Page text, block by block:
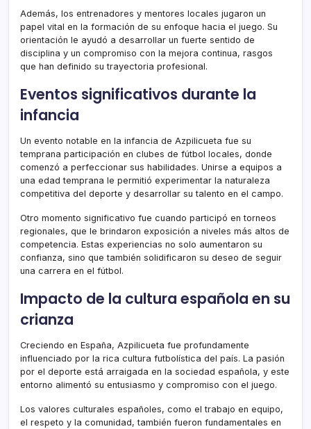
Además, los entrenadores y mentores locales jugaron un
papel vital en la formación de su enfoque hacia el juego. Su
orientación le ayudó a desarrollar un fuerte sentido de
disciplina y un compromiso con la mejora continua, rasgos
que han definido su trayectoria profesional.
Eventos significativos durante la
infancia
Un evento notable en la infancia de Azpilicueta fue su
temprana participación en clubes de fútbol locales, donde
comenzó a perfeccionar sus habilidades. Unirse a equipos a
una edad temprana le permitió experimentar la naturaleza
competitiva del deporte y desarrollar su talento en el campo.
Otro momento significativo fue cuando participó en torneos
regionales, que le brindaron exposición a niveles más altos de
competencia. Estas experiencias no solo aumentaron su
confianza, sino que también solidificaron su deseo de seguir
una carrera en el fútbol.
Impacto de la cultura española en su
crianza
Creciendo en España, Azpilicueta fue profundamente
influenciado por la rica cultura futbolística del país. La pasión
por el deporte está arraigada en la sociedad española, y este
entorno alimentó su entusiasmo y compromiso con el juego.
Los valores culturales españoles, como el trabajo en equipo,
el respeto y la comunidad, también fueron fundamentales en